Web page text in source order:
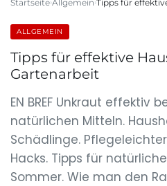
Startseite Allgemein Tipps für
ALLGEMEIN
Tipps für effektive
Gartenarbeit
EN BREF Unkraut effektiv
natürlichen Mitteln.
Schädlinge.
Hacks. Tipps für
Sommer. Wie man den